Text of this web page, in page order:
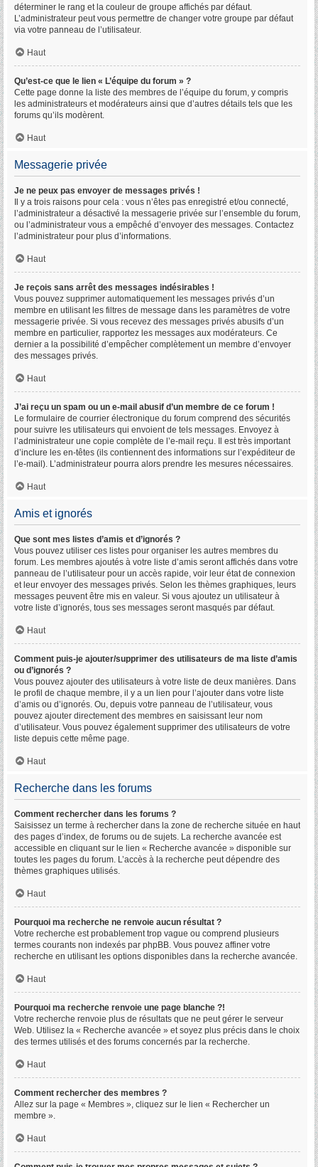
déterminer le rang et la couleur de groupe affichés par défaut.
L’administrateur peut vous permettre de changer votre groupe par défaut
via votre panneau de l’utilisateur.
Haut
Qu’est-ce que le lien « L’équipe du forum » ?
Cette page donne la liste des membres de l’équipe du forum, y compris
les administrateurs et modérateurs ainsi que d’autres détails tels que les
forums qu’ils modèrent.
Haut
Messagerie privée
Je ne peux pas envoyer de messages privés !
Il y a trois raisons pour cela : vous n’êtes pas enregistré et/ou connecté,
l’administrateur a désactivé la messagerie privée sur l’ensemble du forum,
ou l’administrateur vous a empêché d’envoyer des messages. Contactez
l’administrateur pour plus d’informations.
Haut
Je reçois sans arrêt des messages indésirables !
Vous pouvez supprimer automatiquement les messages privés d’un
membre en utilisant les filtres de message dans les paramètres de votre
messagerie privée. Si vous recevez des messages privés abusifs d’un
membre en particulier, rapportez les messages aux modérateurs. Ce
dernier a la possibilité d’empêcher complètement un membre d’envoyer
des messages privés.
Haut
J’ai reçu un spam ou un e-mail abusif d’un membre de ce forum !
Le formulaire de courrier électronique du forum comprend des sécurités
pour suivre les utilisateurs qui envoient de tels messages. Envoyez à
l’administrateur une copie complète de l’e-mail reçu. Il est très important
d’inclure les en-têtes (ils contiennent des informations sur l’expéditeur de
l’e-mail). L’administrateur pourra alors prendre les mesures nécessaires.
Haut
Amis et ignorés
Que sont mes listes d’amis et d’ignorés ?
Vous pouvez utiliser ces listes pour organiser les autres membres du
forum. Les membres ajoutés à votre liste d’amis seront affichés dans votre
panneau de l’utilisateur pour un accès rapide, voir leur état de connexion
et leur envoyer des messages privés. Selon les thèmes graphiques, leurs
messages peuvent être mis en valeur. Si vous ajoutez un utilisateur à
votre liste d’ignorés, tous ses messages seront masqués par défaut.
Haut
Comment puis-je ajouter/supprimer des utilisateurs de ma liste d’amis
ou d’ignorés ?
Vous pouvez ajouter des utilisateurs à votre liste de deux manières. Dans
le profil de chaque membre, il y a un lien pour l’ajouter dans votre liste
d’amis ou d’ignorés. Ou, depuis votre panneau de l’utilisateur, vous
pouvez ajouter directement des membres en saisissant leur nom
d’utilisateur. Vous pouvez également supprimer des utilisateurs de votre
liste depuis cette même page.
Haut
Recherche dans les forums
Comment rechercher dans les forums ?
Saisissez un terme à rechercher dans la zone de recherche située en haut
des pages d’index, de forums ou de sujets. La recherche avancée est
accessible en cliquant sur le lien « Recherche avancée » disponible sur
toutes les pages du forum. L’accès à la recherche peut dépendre des
thèmes graphiques utilisés.
Haut
Pourquoi ma recherche ne renvoie aucun résultat ?
Votre recherche est probablement trop vague ou comprend plusieurs
termes courants non indexés par phpBB. Vous pouvez affiner votre
recherche en utilisant les options disponibles dans la recherche avancée.
Haut
Pourquoi ma recherche renvoie une page blanche ?!
Votre recherche renvoie plus de résultats que ne peut gérer le serveur
Web. Utilisez la « Recherche avancée » et soyez plus précis dans le choix
des termes utilisés et des forums concernés par la recherche.
Haut
Comment rechercher des membres ?
Allez sur la page « Membres », cliquez sur le lien « Rechercher un
membre ».
Haut